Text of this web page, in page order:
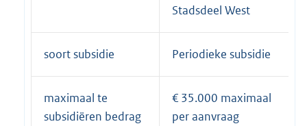
Stadsdeel West
soort subsidie Periodieke subsidie
maximaal te
subsidiëren bedrag
€ 35.000 maximaal
per aanvraag